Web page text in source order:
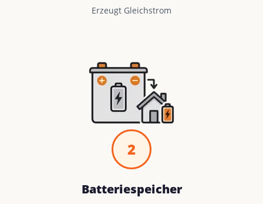
Erzeugt Gleichstrom
2
Batteriespeicher